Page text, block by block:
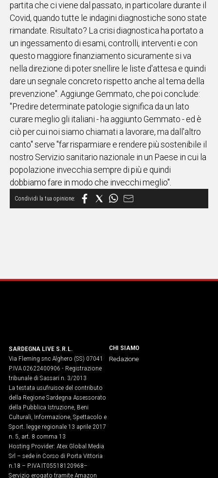
partita che ci viene dal passato, in particolare durante il
Covid, quando tutte le indagini diagnostiche sono state
rimandate. Risultato? La crisi diagnostica ha portato a
un ingessamento di esami, controlli, interventi e con
questo maggiore finanziamento sicuramente si va
nella direzione di poter snellire le liste d'attesa e quindi
dare un segnale concreto rispetto anche al tema della
prevenzione". Aggiunge Gemmato, che poi conclude:
"Predire determinate patologie significa da un lato
curare meglio gli italiani - ha aggiunto Gemmato - ed è
ciò per cui noi siamo chiamati a lavorare, ma dall'altro
canto" serve "far risparmiare e rendere più sostenibile il
nostro Servizio sanitario nazionale in un Paese in cui la
popolazione invecchia sempre di più e quindi
dobbiamo fare in modo che invecchi meglio".
SARDEGNA LIVE S.R.L.
Via Fleming snc Alghero (SS) 07041
P.IVA 02622400906 - Registrazione
tribunale di Sassari n. 3/2013
La testata usufruisce del contributo
della Regione Sardegna Assessorato
della Pubblica Istruzione, Beni
Culturali, Informazione, Spettacolo e
Sport. legge regionale 13 aprile 2017
n. 5, art. 8 comma 13
Hosting Provider: Atex Global Media
Srl – sede in Corso di Porta Vittoria
n.18 – P.IVA IT05518120968​–
Servizio erogato tramite Amazon
CHI SIAMO
Redazione